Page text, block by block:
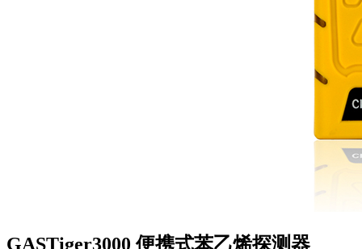
GASTiger3000 便携式苯乙烯探测器